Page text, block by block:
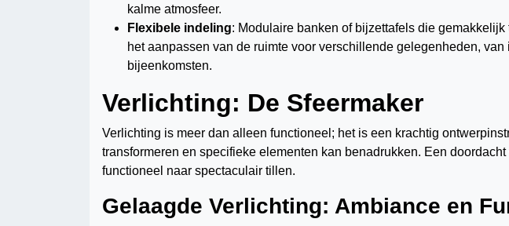
kalme atmosfeer.
Flexibele indeling: Modulaire banken of bijzettafels die
het aanpassen van de ruimte voor verschillende gelegenheden,
bijeenkomsten.
Verlichting: De Sfeermaker
Verlichting is meer dan alleen functioneel; het is een krachtig
transformeren en specifieke elementen kan benadrukken. Een
functioneel naar spectaculair tillen.
Gelaagde Verlichting: Ambiance en